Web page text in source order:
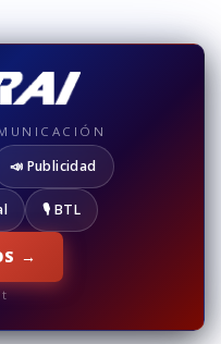
📣 Publicidad
🎙️ BTL
→